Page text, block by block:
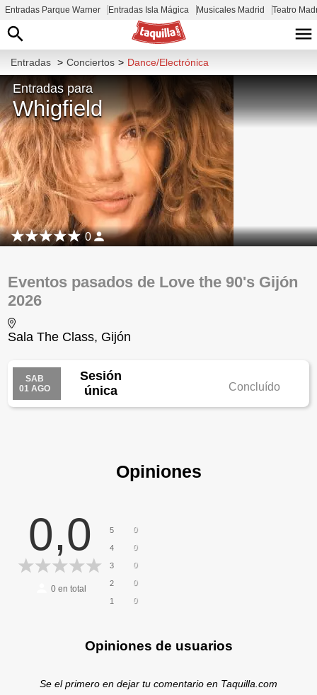
Entradas Parque Warner Entradas Isla Mágica Musicales Madrid Teatro
Entradas > Conciertos > Dance/Electrónica
Entradas para
Whigfield
0
Eventos pasados de Love the 90's Gijón
2026
Sala The Class, Gijón
SAB
01 AGO
Sesión
única
Concluído
Opiniones
0,0
0en total
5 0
4 0
3 0
2 0
1 0
Opiniones de usuarios
Se el primero en dejar tu comentario en Taquilla.com